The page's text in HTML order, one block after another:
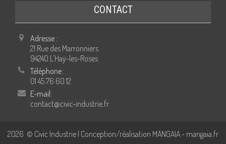
CONTACT
Adresse :
21 Rue des Marronniers
94240 L'Haÿ-les-Roses
Téléphone :
01 45 76 60 12
E-mail:
contact@civic-industrie.fr
2026 © Civic Industrie | Conception/réalisation MANGAIA - mangaia.fr